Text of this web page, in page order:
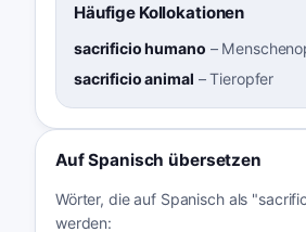
Häufige Kollokationen
sacrificio humano –
sacrificio animal –Tieropfer
Auf Spanisch übersetzen
Wörter, die auf Spanisch als
werden: